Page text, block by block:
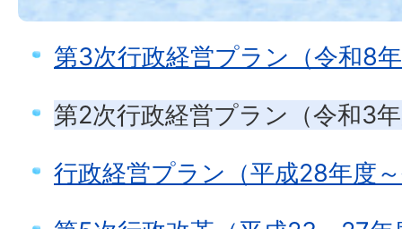
第3次行政経営プラン（令和8
第2次行政経営プラン（令和3
行政経営プラン（平成28年度